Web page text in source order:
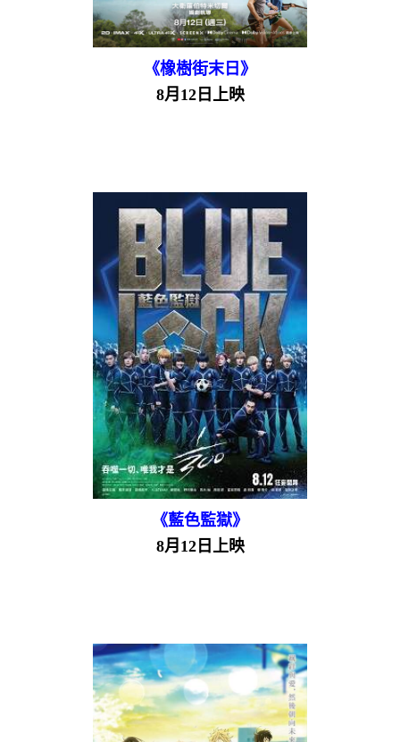
《橡樹街末日》
8月12日上映
《藍色監獄》
8月12日上映